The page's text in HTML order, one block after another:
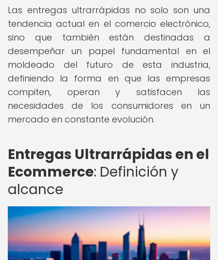
Las entregas ultrarrápidas no solo son una
tendencia actual en el comercio electrónico,
sino que también están destinadas a
desempeñar un papel fundamental en el
moldeado del futuro de esta industria,
definiendo la forma en que las empresas
compiten, operan y satisfacen las
necesidades de los consumidores en un
mercado en constante evolución.
Entregas Ultrarrápidas en el
Ecommerce: Definición y
alcance